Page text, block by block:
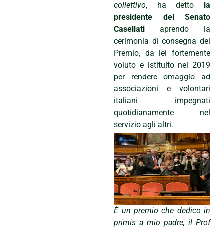
collettivo, ha detto
la
presidente del Senato
Casellati aprendo la
cerimonia di consegna del
Premio, da lei fortemente
voluto e istituito nel 2019
per rendere omaggio ad
associazioni e volontari
italiani impegnati
quotidianamente nel
servizio agli altri.
È un premio che dedico in
primis a mio padre, il Prof